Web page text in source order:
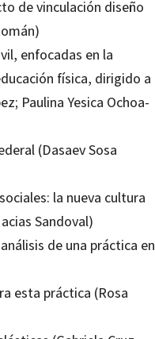
de vinculación diseño
enfocadas en la
física, dirigido a
Paulina Yesica Ochoa-
(Dasaev Sosa
la nueva cultura
Sandoval)
de una práctica en
esta práctica (Rosa